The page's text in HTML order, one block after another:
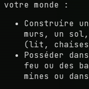
votre monde :
Construire
murs, un
(lit,
Posséder
feu ou des
mines ou